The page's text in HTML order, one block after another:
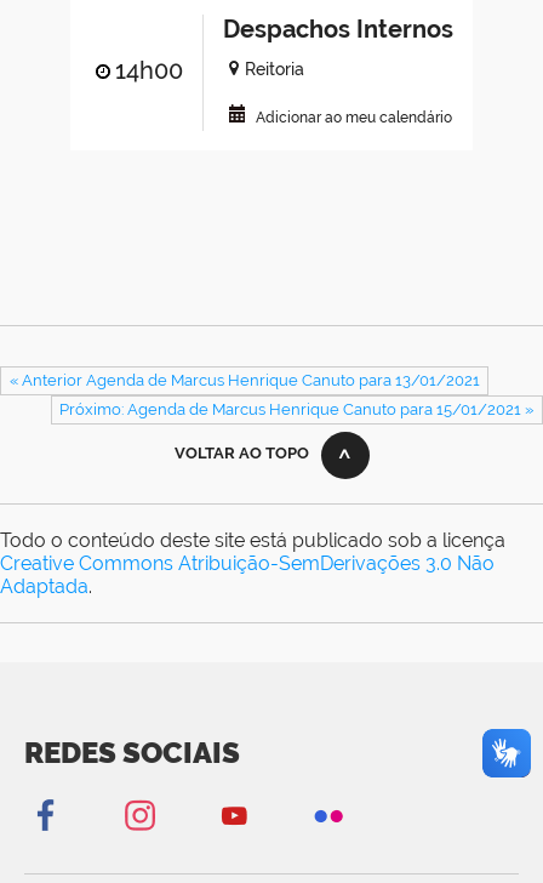
14h00
Despachos Internos
Reitoria
Adicionar ao meu calendário
« Anterior Agenda de Marcus Henrique Canuto para 13/01/2021
Próximo: Agenda de Marcus Henrique Canuto para 15/01/2021 »
VOLTAR AO TOPO
Todo o conteúdo deste site está publicado sob a licença
Creative Commons Atribuição-SemDerivações 3.0 Não
Adaptada.
REDES SOCIAIS